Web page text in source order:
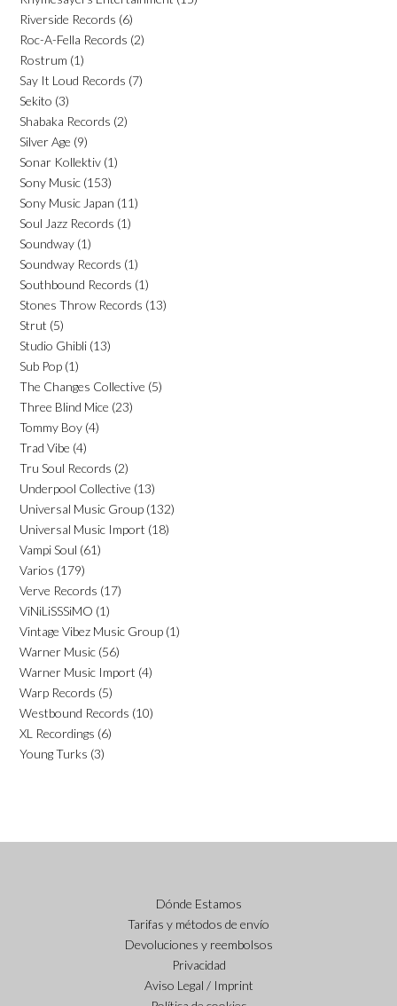
Riverside Records (6)
Roc-A-Fella Records (2)
Rostrum (1)
Say It Loud Records (7)
Sekito (3)
Shabaka Records (2)
Silver Age (9)
Sonar Kollektiv (1)
Sony Music (153)
Sony Music Japan (11)
Soul Jazz Records (1)
Soundway (1)
Soundway Records (1)
Southbound Records (1)
Stones Throw Records (13)
Strut (5)
Studio Ghibli (13)
Sub Pop (1)
The Changes Collective (5)
Three Blind Mice (23)
Tommy Boy (4)
Trad Vibe (4)
Tru Soul Records (2)
Underpool Collective (13)
Universal Music Group (132)
Universal Music Import (18)
Vampi Soul (61)
Varios (179)
Verve Records (17)
ViNiLiSSSiMO (1)
Vintage Vibez Music Group (1)
Warner Music (56)
Warner Music Import (4)
Warp Records (5)
Westbound Records (10)
XL Recordings (6)
Young Turks (3)
Dónde Estamos
Tarifas y métodos de envío
Devoluciones y reembolsos
Privacidad
Aviso Legal / Imprint